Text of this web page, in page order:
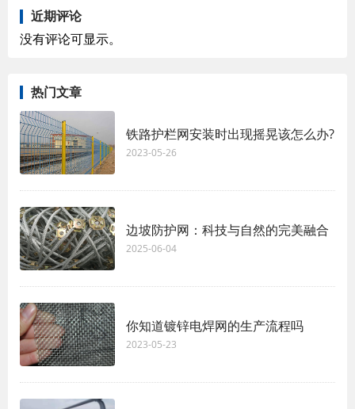
近期评论
没有评论可显示。
热门文章
铁路护栏网安装时出现摇晃该怎么办?
2023-05-26
边坡防护网：科技与自然的完美融合
2025-06-04
你知道镀锌电焊网的生产流程吗
2023-05-23